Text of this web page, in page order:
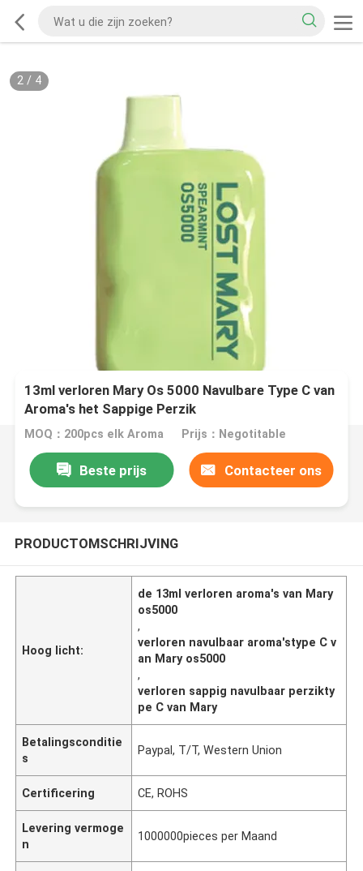
2/ 4
13ml verloren Mary Os 5000 Navulbare Type C van
Aroma's het Sappige Perzik
MOQ：200pcs elk Aroma Prijs：Negotitable
Beste prijs Contacteer ons
PRODUCTOMSCHRIJVING
Hoog licht:
de 13ml verloren aroma's van Mary
os5000
,
verloren navulbaar aroma'stype C v
an Mary os5000
,
verloren sappig navulbaar perzikty
pe C van Mary
Betalingsconditie
s
Paypal, T/T, Western Union
Certificering CE, ROHS
Levering vermoge
n
1000000pieces per Maand